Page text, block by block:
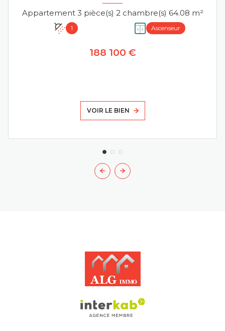
Appartement 3 pièce(s) 2 chambre(s) 64.08 m²
1 Ascenseur
188 100 €
VOIR LE BIEN